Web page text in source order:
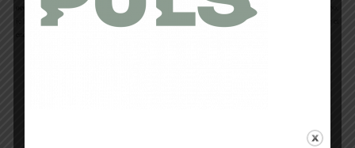
occasions sur la CCC
. En effet, en organisant astucieusement la prise du Fluid Mag sur mon topo,
je n’ai jamais eu de problème de crampes… Vraiment efficace ! Gros avantages, rapidité de la prise et